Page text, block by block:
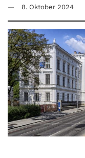
8. Oktober 2024